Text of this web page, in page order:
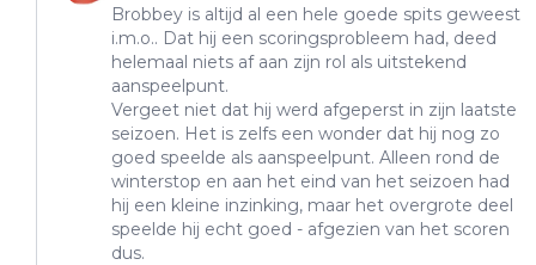
Brobbey is altijd al een hele goede spits geweest
i.m.o.. Dat hij een scoringsprobleem had, deed
helemaal niets af aan zijn rol als uitstekend
aanspeelpunt.
Vergeet niet dat hij werd afgeperst in zijn laatste
seizoen. Het is zelfs een wonder dat hij nog zo
goed speelde als aanspeelpunt. Alleen rond de
winterstop en aan het eind van het seizoen had
hij een kleine inzinking, maar het overgrote deel
speelde hij echt goed - afgezien van het scoren
dus.